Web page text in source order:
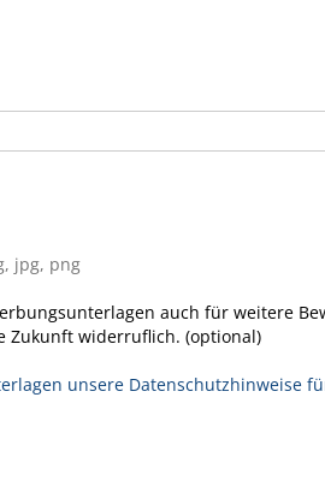
jpg, png
auch für weitere
Zukunft widerruflich. (optional)
unsere Datenschutzhinweise